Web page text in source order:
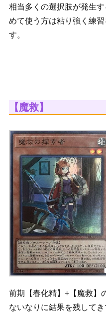
相当多くの選択肢が発生
めて使う方は粘り強く練
す。
【魔救】
前期【春化精】+【魔救】
ないなりに結果を残して